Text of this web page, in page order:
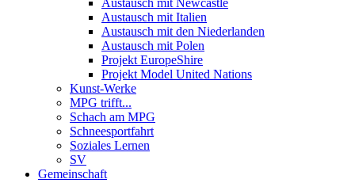
Austausch mit Newcastle
Austausch mit Italien
Austausch mit den Niederlanden
Austausch mit Polen
Projekt EuropeShire
Projekt Model United Nations
Kunst-Werke
MPG trifft...
Schach am MPG
Schneesportfahrt
Soziales Lernen
SV
Gemeinschaft